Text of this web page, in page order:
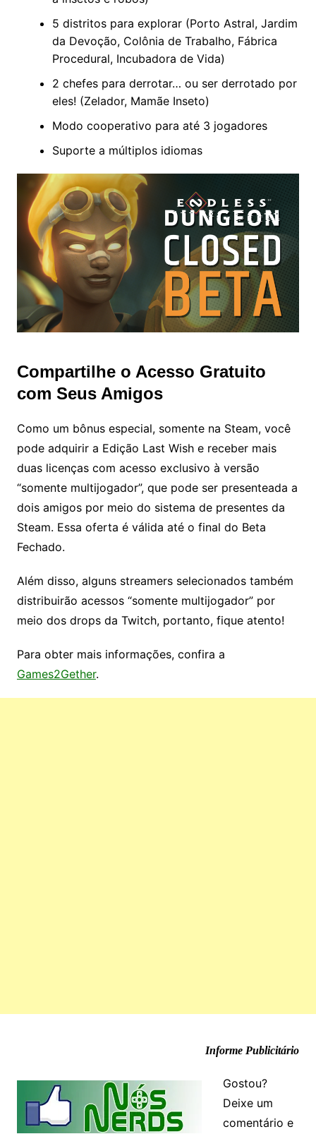
5 distritos para explorar (Porto Astral, Jardim
da Devoção, Colônia de Trabalho, Fábrica
Procedural, Incubadora de Vida)
2 chefes para derrotar… ou ser derrotado por
eles! (Zelador, Mamãe Inseto)
Modo cooperativo para até 3 jogadores
Suporte a múltiplos idiomas
Compartilhe o Acesso Gratuito
com Seus Amigos
Como um bônus especial, somente na Steam, você
pode adquirir a Edição Last Wish e receber mais
duas licenças com acesso exclusivo à versão
“somente multijogador”, que pode ser presenteada a
dois amigos por meio do sistema de presentes da
Steam. Essa oferta é válida até o final do Beta
Fechado.
Além disso, alguns streamers selecionados também
distribuirão acessos “somente multijogador” por
meio dos drops da Twitch, portanto, fique atento!
Para obter mais informações, confira a
Games2Gether.
Informe Publicitário
Gostou?
Deixe um
comentário e